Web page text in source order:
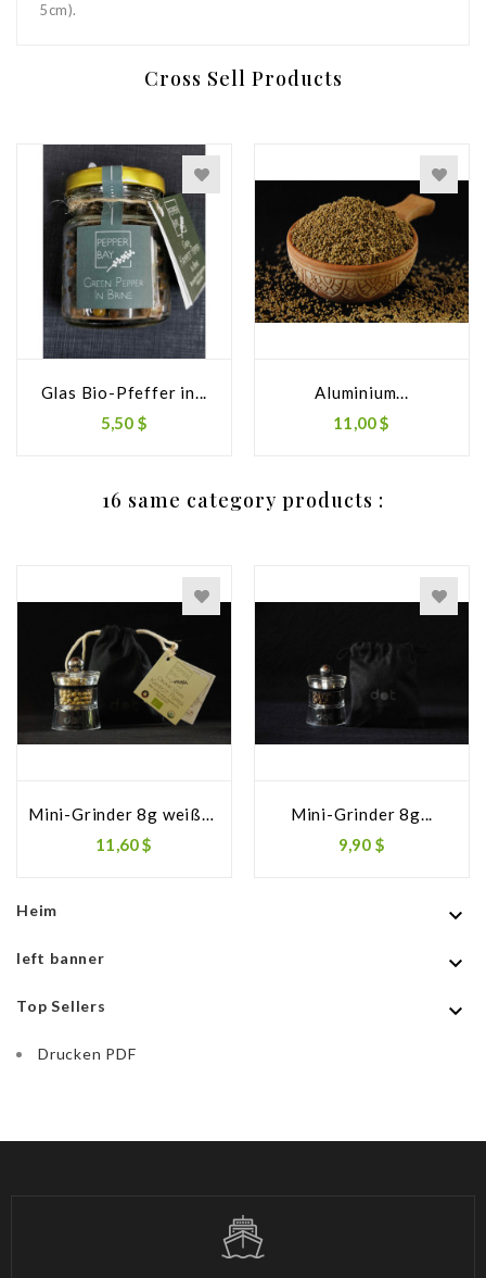
5cm).
Cross Sell Products
Glas Bio-Pfeffer in...
Preis
5,50 $
Aluminium...
Preis
11,00 $
16 same category products :
Mini-Grinder 8g weißer...
Preis
11,60 $
Mini-Grinder 8g...
Preis
9,90 $
Heim 
left banner 
Top Sellers 
Drucken PDF